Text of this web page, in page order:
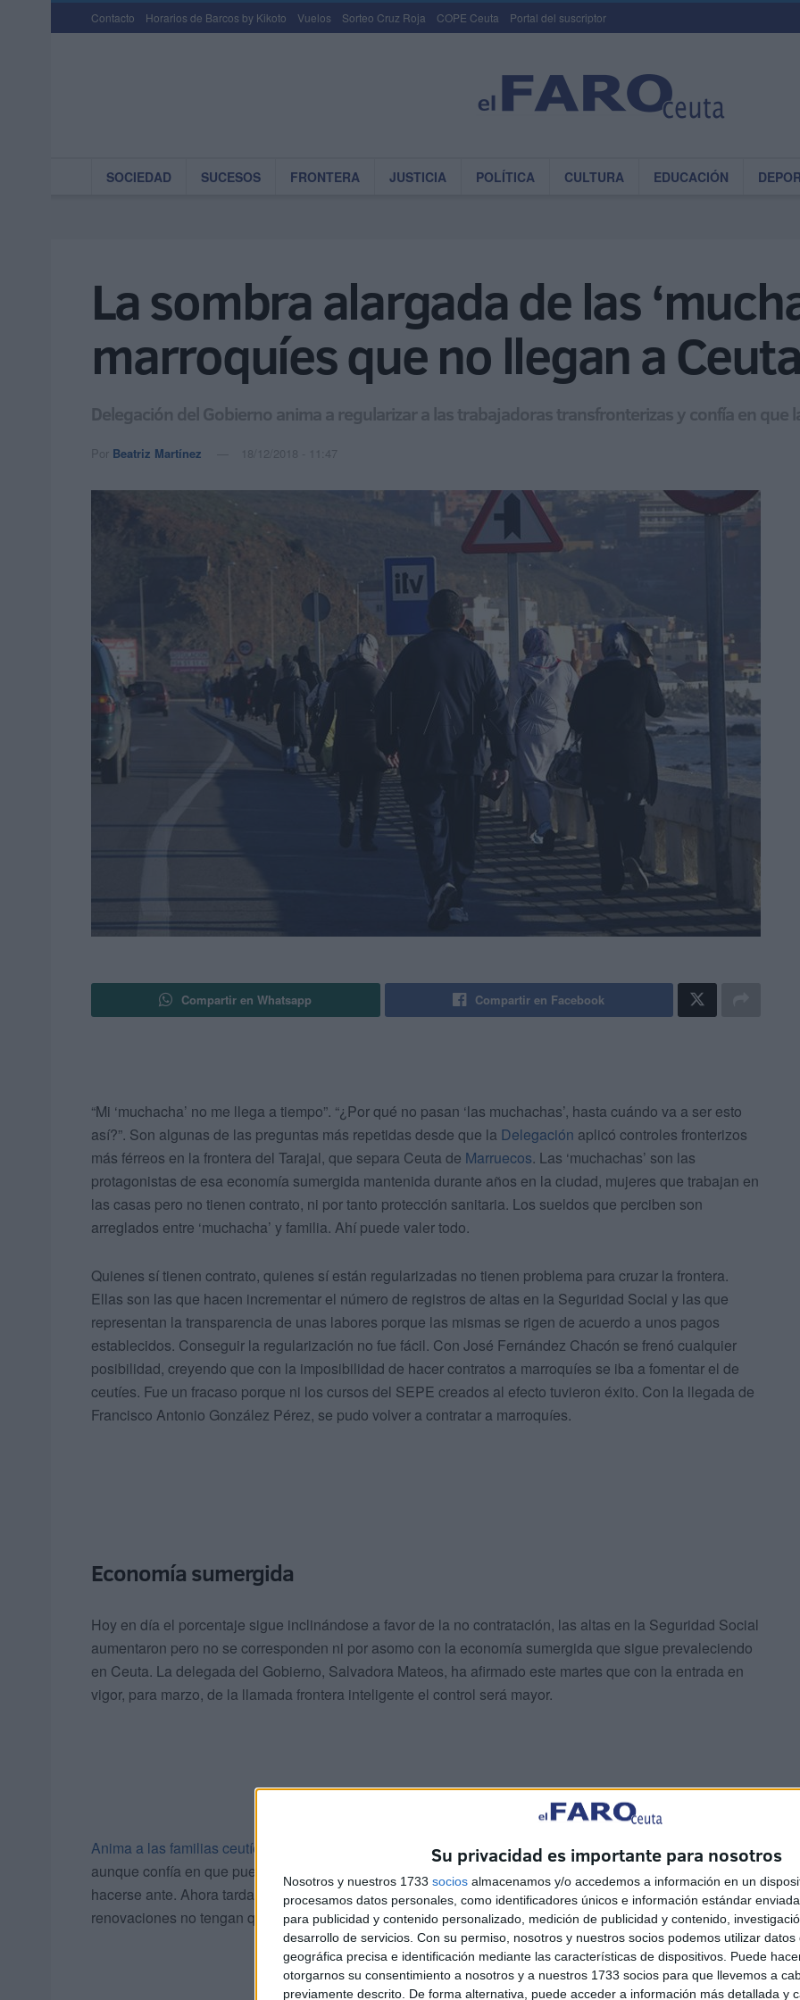
Su privacidad es importante para nosotros
Nosotros y nuestros 1733 socios almacenamos y/o accedemos a información en un
procesamos datos personales, como identificadores únicos e información estándar
para publicidad y contenido personalizado, medición de publicidad y contenido,
desarrollo de servicios. Con su permiso, nosotros y nuestros socios podemos utilizar datos
geográfica precisa e identificación mediante las características de dispositivos. Puede
otorgarnos su consentimiento a nosotros y a nuestros 1733 socios para que llevemos a
previamente descrito. De forma alternativa, puede acceder a información más detallada y
Contacto Horarios de Barcos by Kikoto Vuelos Sorteo Cruz Roja COPE Ceuta Portal del suscriptor
SOCIEDAD SUCESOS FRONTERA JUSTICIA POLÍTICA CULTURA EDUCACIÓN
La sombra alargada de las
marroquíes que no llegan a
Delegación del Gobierno anima a regularizar a las trabajadoras transfronterizas y confía en
Por Beatriz Martínez 18/12/2018 - 11:47
Compartir en Whatsapp Compartir en Facebook
“Mi ‘muchacha’ no me llega a tiempo”. “¿Por qué no pasan ‘las muchachas’, hasta cuándo va a ser esto
así?”. Son algunas de las preguntas más repetidas desde que la Delegación aplicó controles fronterizos
más férreos en la frontera del Tarajal, que separa Ceuta de Marruecos. Las ‘muchachas’ son las
protagonistas de esa economía sumergida mantenida durante años en la ciudad, mujeres que trabajan en
las casas pero no tienen contrato, ni por tanto protección sanitaria. Los sueldos que perciben son
arreglados entre ‘muchacha’ y familia. Ahí puede valer todo.
Quienes sí tienen contrato, quienes sí están regularizadas no tienen problema para cruzar la frontera.
Ellas son las que hacen incrementar el número de registros de altas en la Seguridad Social y las que
representan la transparencia de unas labores porque las mismas se rigen de acuerdo a unos pagos
establecidos. Conseguir la regularización no fue fácil. Con José Fernández Chacón se frenó cualquier
posibilidad, creyendo que con la imposibilidad de hacer contratos a marroquíes se iba a fomentar el de
ceutíes. Fue un fracaso porque ni los cursos del SEPE creados al efecto tuvieron éxito. Con la llegada de
Francisco Antonio González Pérez, se pudo volver a contratar a marroquíes.
Economía sumergida
Hoy en día el porcentaje sigue inclinándose a favor de la no contratación, las altas en la Seguridad Social
aumentaron pero no se corresponden ni por asomo con la economía sumergida que sigue prevaleciendo
en Ceuta. La delegada del Gobierno, Salvadora Mateos, ha afirmado este martes que con la entrada en
vigor, para marzo, de la llamada frontera inteligente el control será mayor.
Anima a las familias ceutíes a que acudan a la Oficina de Extranjeríapara que regularicen a las mismas,
aunque confía en que pueda incrementarse el personal que allí trabaja para que los trámites pueden
hacerse ante. Ahora tardan unos 6 meses por esa falta de personal. Además se aspira a que las
renovaciones no tengan que hacerse cada año, sino al menos cada dos.